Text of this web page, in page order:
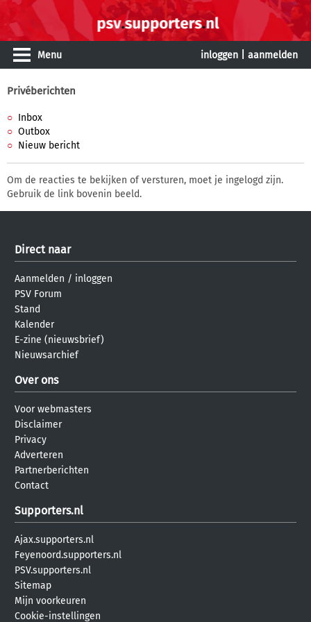
Menu inloggen aanmelden
Privéberichten
Inbox
Outbox
Nieuw bericht
Om de reacties te bekijken of versturen, moet je ingelogd zijn.
Gebruik de link bovenin beeld.
Direct naar
Aanmelden / inloggen
PSV Forum
Stand
Kalender
E-zine (nieuwsbrief)
Nieuwsarchief
Over ons
Voor webmasters
Disclaimer
Privacy
Adverteren
Partnerberichten
Contact
Supporters.nl
Ajax.supporters.nl
Feyenoord.supporters.nl
PSV.supporters.nl
Sitemap
Mijn voorkeuren
Cookie-instellingen